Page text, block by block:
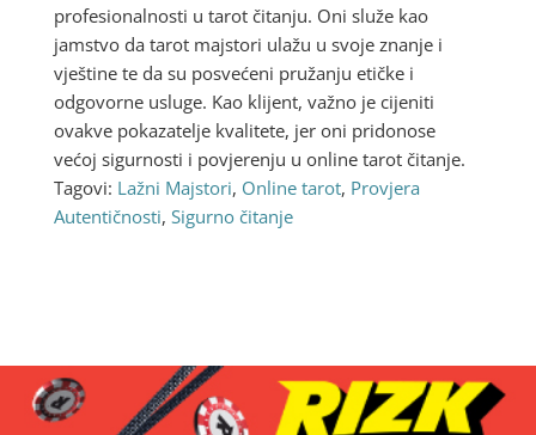
profesionalnosti u tarot čitanju. Oni služe kao
jamstvo da tarot majstori ulažu u svoje znanje i
vještine te da su posvećeni pružanju etičke i
odgovorne usluge. Kao klijent, važno je cijeniti
ovakve pokazatelje kvalitete, jer oni pridonose
većoj sigurnosti i povjerenju u online tarot čitanje.
Tagovi: Lažni Majstori, Online tarot, Provjera
Autentičnosti, Sigurno čitanje